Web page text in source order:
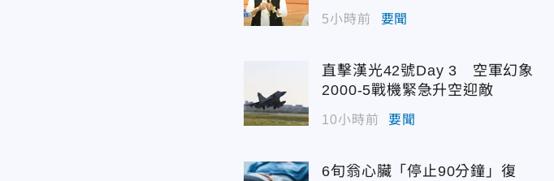
度曝光
5小時前 要聞
直擊漢光42號Day 3 空軍幻象
2000-5戰機緊急升空迎敵
10小時前 要聞
6旬翁心臟「停止90分鐘」復